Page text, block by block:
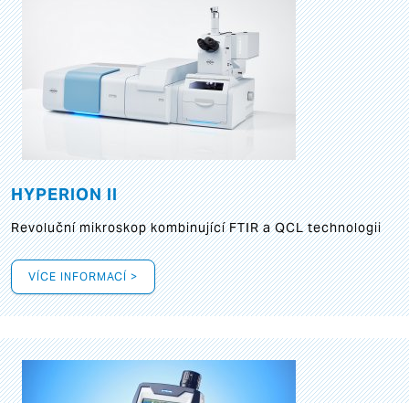
HYPERION II
Revoluční mikroskop kombinující FTIR a QCL technologii
VÍCE INFORMACÍ >